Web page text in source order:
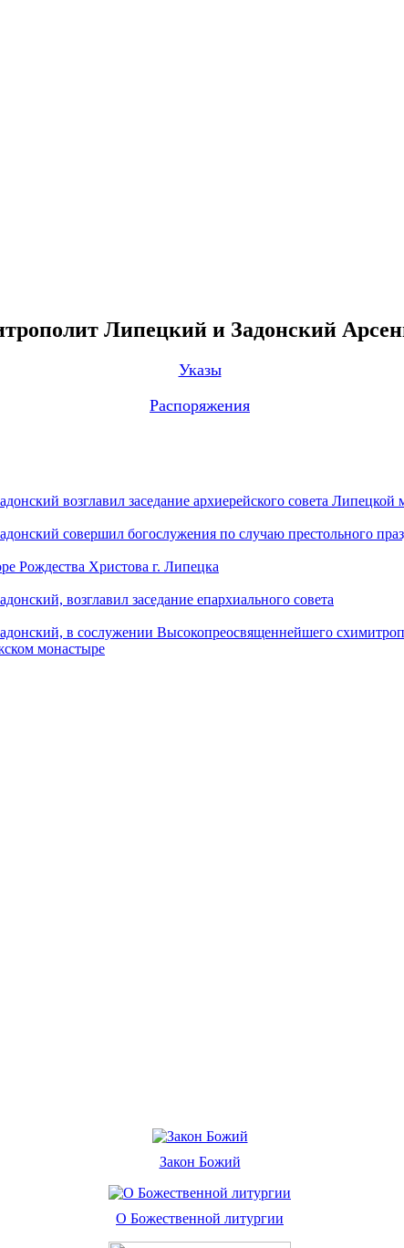
Липецкий и Задонский
Указы
Распоряжения
возглавил заседание архиерейского совета Липецкой
совершил богослужения по случаю престольного
Рождества Христова г. Липецка
возглавил заседание епархиального совета
в сослужении Высокопреосвященнейшего
монастыре
Закон Божий
О Божественной литургии